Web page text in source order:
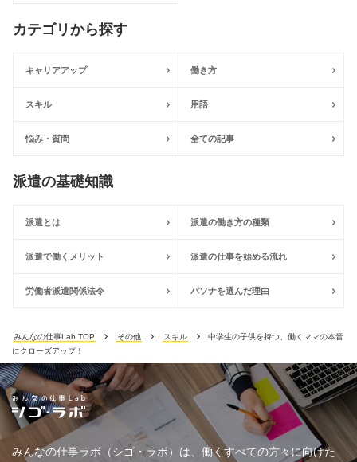
カテゴリから探す
キャリアアップ 働き方
スキル 用語
悩み・質問 全ての記事
派遣の基礎知識
派遣とは 派遣の働き方の種類
派遣で働くメリット 派遣の仕事を始める流れ
労働者派遣関係法令 パソナを選んだ理由
みんなの仕事Lab TOP その他 スキル
中学生の子供を持つ、働くママの本音
にクローズアップ！
みんなの仕事ラボ（シゴ・ラボ）は、働くすべての方々に向けた